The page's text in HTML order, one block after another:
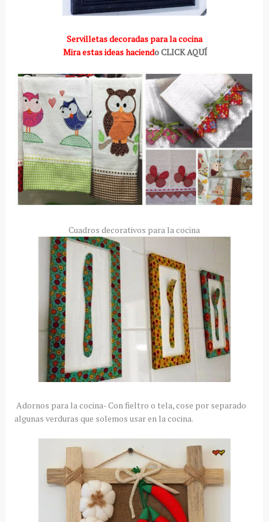
Servilletas decoradas para la cocina
Mira estas ideas haciendo CLICK AQUÍ
Cuadros decorativos para la cocina
Adornos para la cocina- Con fieltro o tela, cose por separado
algunas verduras que solemos usar en la cocina.